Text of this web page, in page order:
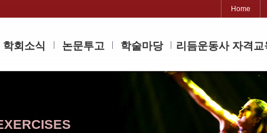
Home
학회소식 논문투고 학술마당 리듬운동사 자격교